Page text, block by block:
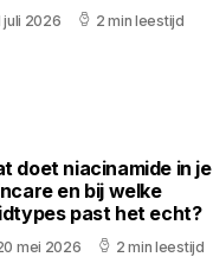
juli 2026 2 min leestijd
doet niacinamide in je
en bij welke
past het echt?
mei 2026 2 min leestijd